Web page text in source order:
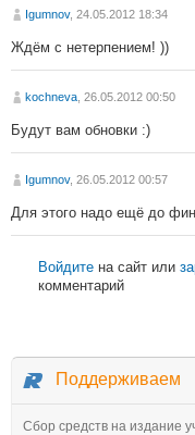
Igumnov, 24.05.2012 18:34
Ждём с нетерпением! ))
kochneva , 26.05.2012 00:50
Будут вам обновки :)
Igumnov, 26.05.2012 00:57
Для этого надо ещё до
Войдите на сайт или
комментарий
Поддерживаем
Сбор средств на издание